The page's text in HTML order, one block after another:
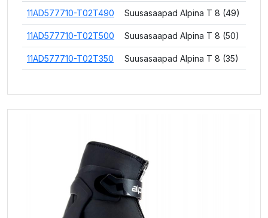
11AD577710-T02T490 Suusasaapad Alpina T 8 (49)
11AD577710-T02T500 Suusasaapad Alpina T 8 (50)
11AD577710-T02T350 Suusasaapad Alpina T 8 (35)